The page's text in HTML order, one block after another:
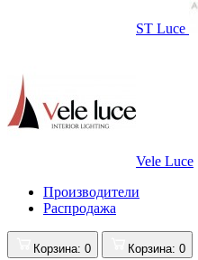
ST Luce
Vele Luce
Производители
Распродажа
Корзина: 0 Корзина: 0